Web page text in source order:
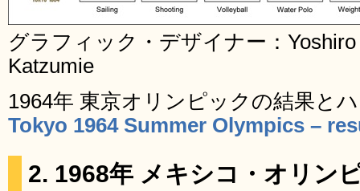
グラフィック・デザイナー：
Katzumie
1964年 東京オリンピックの結果と
Tokyo 1964 Summer Olympics –
2. 1968年 メキシコ・オリン